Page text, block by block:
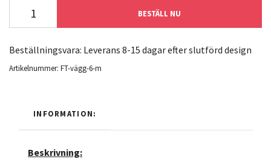
BESTÄLL NU
Beställningsvara: Leverans 8-15 dagar efter slutförd design
Artikelnummer: FT-vägg-6-m
INFORMATION:
Beskrivning: